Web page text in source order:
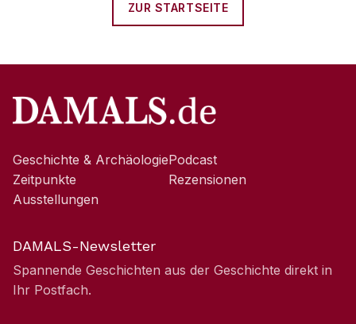
ZUR STARTSEITE
Geschichte & Archäologie
Zeitpunkte
Ausstellungen
Podcast
Rezensionen
DAMALS-Newsletter
Spannende Geschichten aus der Geschichte direkt in
Ihr Postfach.